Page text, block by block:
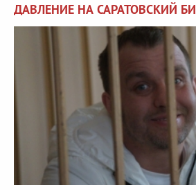
ДАВЛЕНИЕ НА САРАТОВСКИЙ